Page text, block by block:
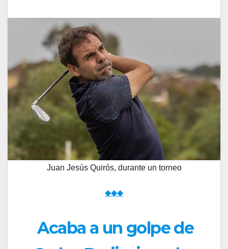
Juan Jesús Quirós, durante un torneo
◆◆◆
Acaba a un golpe de